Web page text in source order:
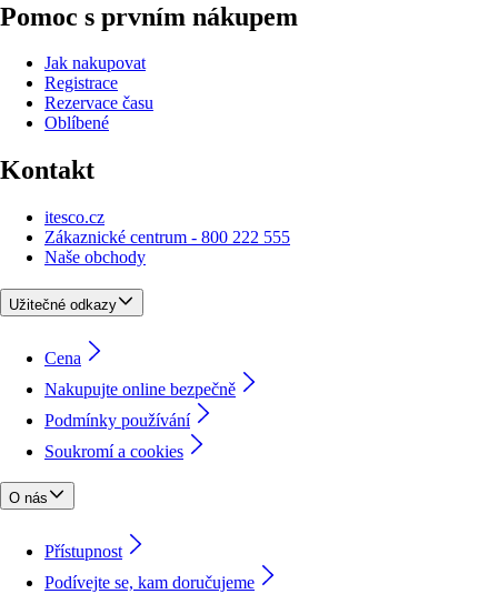
Pomoc s prvním nákupem
Jak nakupovat
Registrace
Rezervace času
Oblíbené
Kontakt
itesco.cz
Zákaznické centrum - 800 222 555
Naše obchody
Užitečné odkazy
Cena
Nakupujte online bezpečně
Podmínky používání
Soukromí a cookies
O nás
Přístupnost
Podívejte se, kam doručujeme